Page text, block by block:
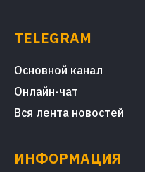
TELEGRAM
Основной канал
Онлайн-чат
Вся лента новостей
ИНФОРМАЦИЯ